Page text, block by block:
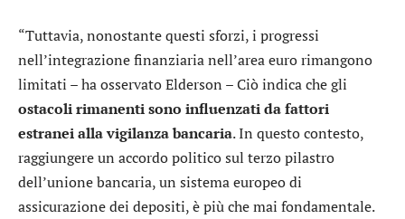
“Tuttavia, nonostante questi sforzi, i progressi
nell’integrazione finanziaria nell’area euro rimangono
limitati – ha osservato Elderson – Ciò indica che gli
ostacoli rimanenti sono influenzati da fattori
estranei alla vigilanza bancaria. In questo contesto,
raggiungere un accordo politico sul terzo pilastro
dell’unione bancaria, un sistema europeo di
assicurazione dei depositi, è più che mai fondamentale.